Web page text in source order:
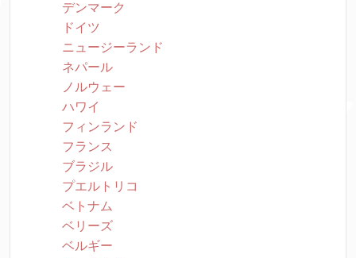
デンマーク
ドイツ
ニュージーランド
ネパール
ノルウェー
ハワイ
フィンランド
フランス
ブラジル
プエルトリコ
ベトナム
ベリーズ
ベルギー